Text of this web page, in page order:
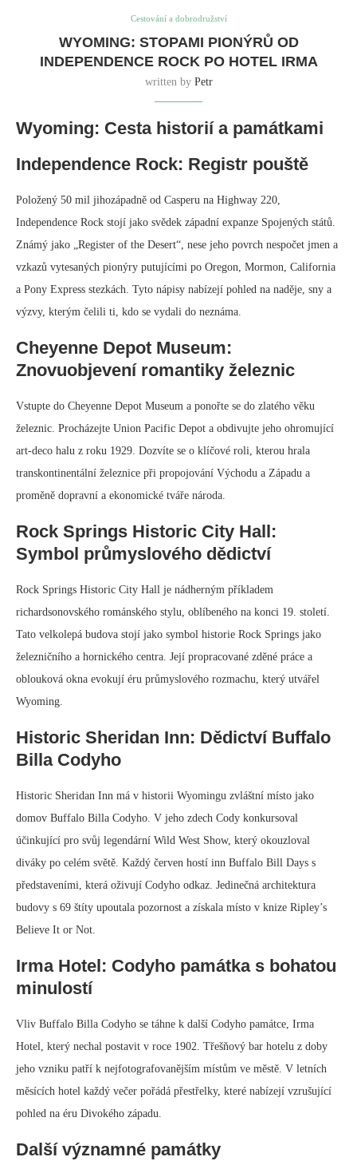
Cestování a dobrodružství
WYOMING: STOPAMI PIONÝRŮ OD
INDEPENDENCE ROCK PO HOTEL IRMA
written by Petr
Wyoming: Cesta historií a památkami
Independence Rock: Registr pouště
Položený 50 mil jihozápadně od Casperu na Highway 220,
Independence Rock stojí jako svědek západní expanze Spojených států.
Známý jako „Register of the Desert“, nese jeho povrch nespočet jmen a
vzkazů vytesaných pionýry putujícími po Oregon, Mormon, California
a Pony Express stezkách. Tyto nápisy nabízejí pohled na naděje, sny a
výzvy, kterým čelili ti, kdo se vydali do neznáma.
Cheyenne Depot Museum:
Znovuobjevení romantiky železnic
Vstupte do Cheyenne Depot Museum a ponořte se do zlatého věku
železnic. Procházejte Union Pacific Depot a obdivujte jeho ohromující
art-deco halu z roku 1929. Dozvíte se o klíčové roli, kterou hrala
transkontinentální železnice při propojování Východu a Západu a
proměně dopravní a ekonomické tváře národa.
Rock Springs Historic City Hall:
Symbol průmyslového dědictví
Rock Springs Historic City Hall je nádherným příkladem
richardsonovského románského stylu, oblíbeného na konci 19. století.
Tato velkolepá budova stojí jako symbol historie Rock Springs jako
železničního a hornického centra. Její propracované zděné práce a
oblouková okna evokují éru průmyslového rozmachu, který utvářel
Wyoming.
Historic Sheridan Inn: Dědictví Buffalo
Billa Codyho
Historic Sheridan Inn má v historii Wyomingu zvláštní místo jako
domov Buffalo Billa Codyho. V jeho zdech Cody konkursoval
účinkující pro svůj legendární Wild West Show, který okouzloval
diváky po celém světě. Každý červen hostí inn Buffalo Bill Days s
představeními, která oživují Codyho odkaz. Jedinečná architektura
budovy s 69 štíty upoutala pozornost a získala místo v knize Ripley’s
Believe It or Not.
Irma Hotel: Codyho památka s bohatou
minulostí
Vliv Buffalo Billa Codyho se táhne k další Codyho památce, Irma
Hotel, který nechal postavit v roce 1902. Třešňový bar hotelu z doby
jeho vzniku patří k nejfotografovanějším místům ve městě. V letních
měsících hotel každý večer pořádá přestřelky, které nabízejí vzrušující
pohled na éru Divokého západu.
Další významné památky